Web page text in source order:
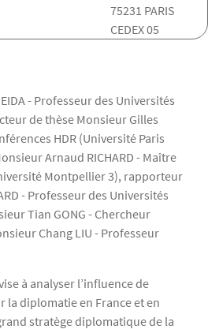
75231 PARIS
CEDEX 05
- Professeur des Universités
de thèse Monsieur Gilles
HDR (Université Paris
Arnaud RICHARD - Maître
Montpellier 3), rapporteur
- Professeur des Universités
Tian GONG - Chercheur
Chang LIU - Professeur
à analyser l’influence de
la diplomatie en France et en
stratège diplomatique de la